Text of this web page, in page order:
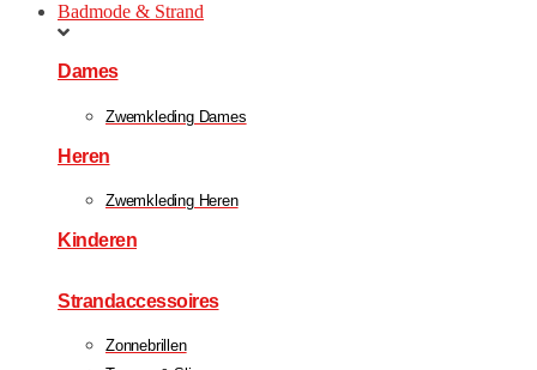
Badmode & Strand
Dames
Zwemkleding Dames
Heren
Zwemkleding Heren
Kinderen
Strandaccessoires
Zonnebrillen